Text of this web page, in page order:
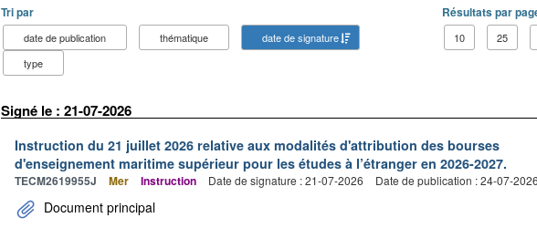
Tri par
date de publication thématique
date de signature
type
Résultats par
10 25
Signé le : 21-07-2026
Instruction du 21 juillet 2026 relative aux modalités d'attribution des bourses
d'enseignement maritime supérieur pour les études à l’étranger en 2026-2027.
TECM2619955J Mer Instruction Date de signature : 21-07-2026 Date de publication : 24-07-2026
Document principal